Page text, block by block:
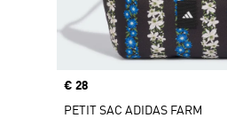
Prix
€ 28
PETIT SAC ADIDAS FARM